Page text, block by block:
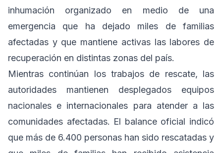
inhumación organizado en medio de una
emergencia que ha dejado miles de familias
afectadas y que mantiene activas las labores de
recuperación en distintas zonas del país.
Mientras continúan los trabajos de rescate, las
autoridades mantienen desplegados equipos
nacionales e internacionales para atender a las
comunidades afectadas. El balance oficial indicó
que más de 6.400 personas han sido rescatadas y